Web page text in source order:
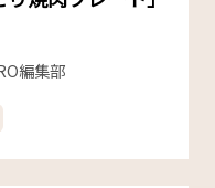
編集部